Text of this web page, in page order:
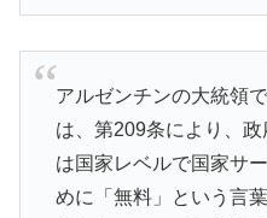
アルゼンチンの大統領
は、第209条により、
は国家レベルで国家サ
めに「無料」という言